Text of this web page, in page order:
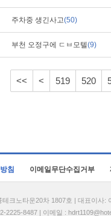
주차중 생긴사고(50)
부천 오정구에 ㄷㅂ모텔(9)
<< < 519 520
침 이메일무단수집거부
크노타운20차 1807호 | 대표이사
2225-8487 | 이메일 :